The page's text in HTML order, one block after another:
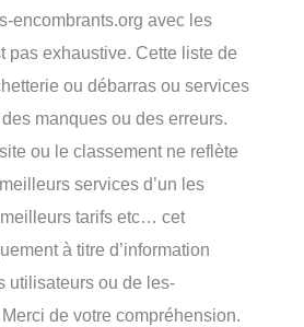
encombrants.org avec les
pas exhaustive. Cette liste de
ou débarras ou services
manques ou des erreurs.
ou le classement ne reflète
services d’un les
tarifs etc… cet
à titre d’information
utilisateurs ou de les-
de votre compréhension.